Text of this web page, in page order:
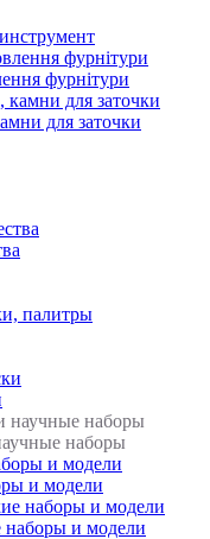
фурнітури
для заточки
палитры
наборы
и модели
наборы и модели